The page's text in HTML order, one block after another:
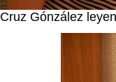
Cruz Gónzález